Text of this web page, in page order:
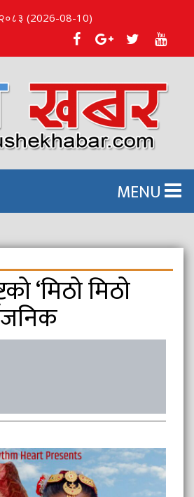
२०८३ (2026-08-10)
MENU
‘मिठो मिठो